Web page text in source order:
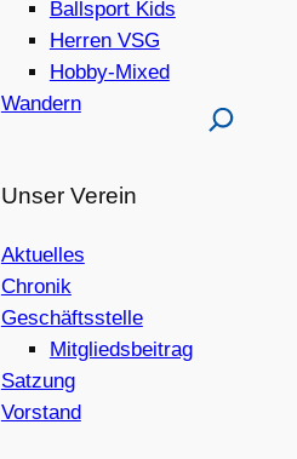
Ballsport Kids
Herren VSG
Hobby-Mixed
Wandern
Unser Verein
Aktuelles
Chronik
Geschäftsstelle
Mitgliedsbeitrag
Satzung
Vorstand